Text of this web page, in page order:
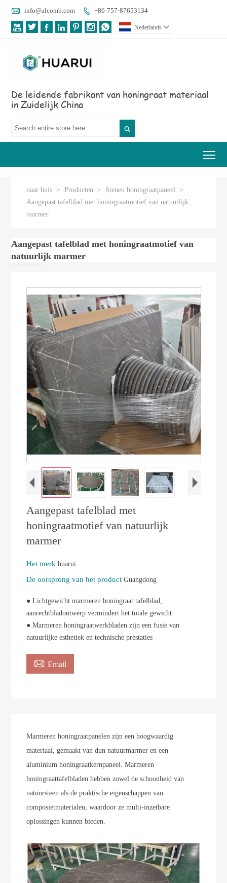
 info@alcomb.com  +86-757-87653134
       Nederlands 
De leidende fabrikant van honingraat materiaal
in Zuidelijk China

naar huis > Producten > Stenen honingraatpaneel
>
Aangepast tafelblad met honingraatmotief van natuurlijk
marmer
Aangepast tafelblad met honingraatmotief van
natuurlijk marmer
Aangepast tafelblad met
honingraatmotief van natuurlijk
marmer
Het merkhuarui
De oorsprong van het productGuangdong
● Lichtgewicht marmeren honingraat tafelblad,
aanrechtbladontwerp vermindert het totale gewicht
● Marmeren honingraatwerkbladen zijn een fusie van
natuurlijke esthetiek en technische prestaties
 Email
Marmeren honingraatpanelen zijn een hoogwaardig
materiaal, gemaakt van dun natuurmarmer en een
aluminium honingraatkernpaneel. Marmeren
honingraattafelbladen hebben zowel de schoonheid van
natuursteen als de praktische eigenschappen van
composietmaterialen, waardoor ze multi-inzetbare
oplossingen kunnen bieden.